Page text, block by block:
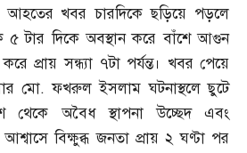
আহতের খবর চারদিকে ছড়িয়ে পড়লে
৫ টার দিকে অবস্থান করে বাঁশে আগুন
করে প্রায় সন্ধ্যা ৭টা পর্যন্ত। খবর পেয়ে
মো.ফখরুল ইসলাম ঘটনাস্থলে ছুটে
থেকে অবৈধ স্থাপনা উচ্ছেদ এবং
আশ্বাসে বিক্ষুব্ধ জনতা প্রায় ২ ঘণ্টা পর